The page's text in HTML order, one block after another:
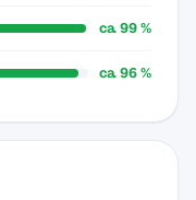
ca. 99 %
ca. 96 %